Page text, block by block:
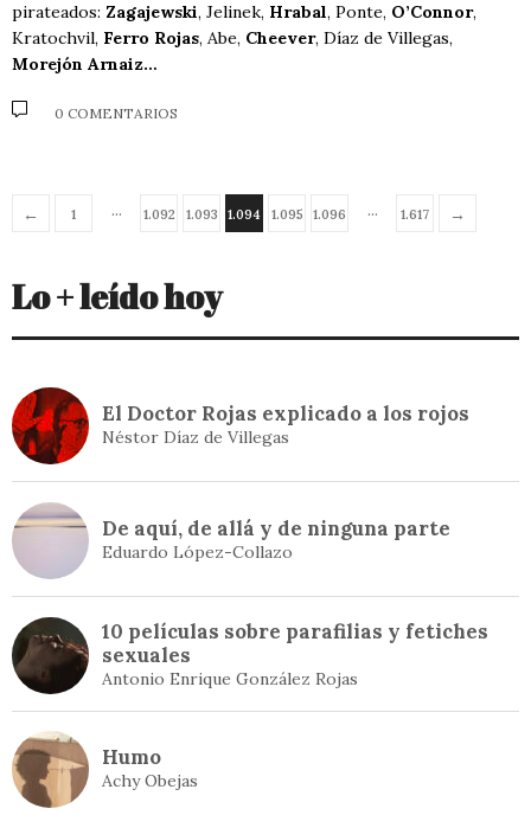
pirateados: Zagajewski, Jelinek, Hrabal, Ponte, O’Connor,
Kratochvil, Ferro Rojas, Abe, Cheever, Díaz de Villegas,
Morejón Arnaiz…
0 COMENTARIOS
← 1 … 1.092 1.093 1.094 1.095 1.096 … 1.617 →
Lo + leído hoy